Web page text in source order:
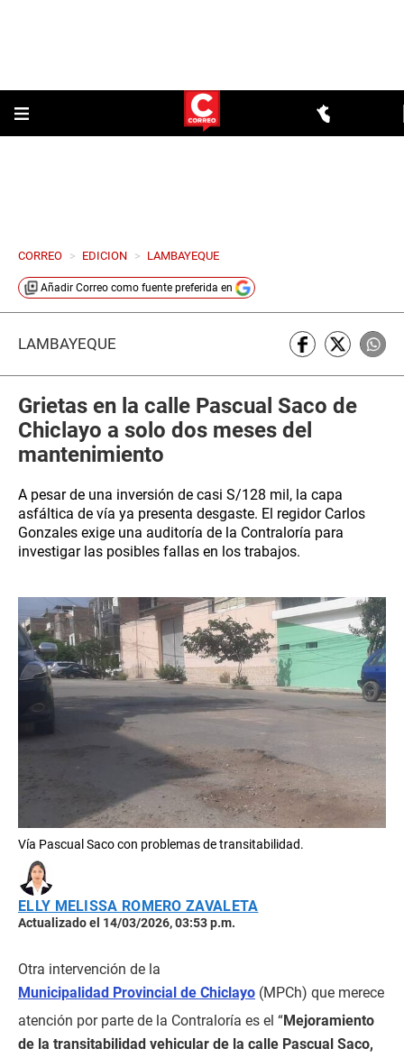
CORREO > EDICION > LAMBAYEQUE
Añadir Correo como fuente preferida en
LAMBAYEQUE
Grietas en la calle Pascual Saco de
Chiclayo a solo dos meses del
mantenimiento
A pesar de una inversión de casi S/128 mil, la capa
asfáltica de vía ya presenta desgaste. El regidor Carlos
Gonzales exige una auditoría de la Contraloría para
investigar las posibles fallas en los trabajos.
Vía Pascual Saco con problemas de transitabilidad.
ELLY MELISSA ROMERO ZAVALETA
Actualizado el 14/03/2026, 03:53 p.m.
Otra intervención de la
Municipalidad Provincial de Chiclayo (MPCh) que merece
atención por parte de la Contraloría es el “Mejoramiento
de la transitabilidad vehicular de la calle Pascual Saco,